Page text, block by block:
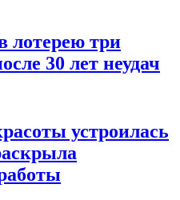
лотерею три
30 лет неудач
устроилась